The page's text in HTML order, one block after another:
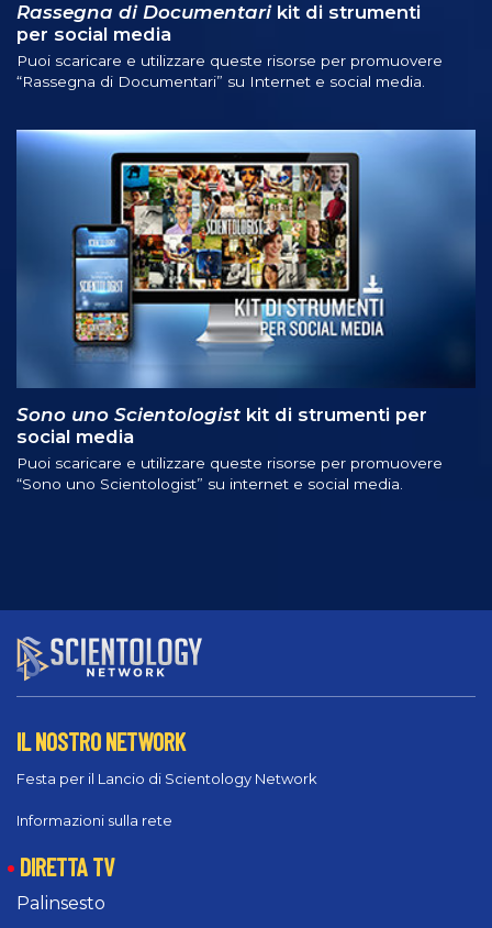
Rassegna di Documentarikit di strumenti
per social media
Puoi scaricare e utilizzare queste risorse per promuovere
“Rassegna di Documentari” su Internet e social media.
Sono uno Scientologist kit di strumenti per
social media
Puoi scaricare e utilizzare queste risorse per promuovere
“Sono uno Scientologist” su internet e social media.
IL NOSTRO NETWORK
Festa per il Lancio di Scientology Network
Informazioni sulla rete
DIRETTA TV
Palinsesto